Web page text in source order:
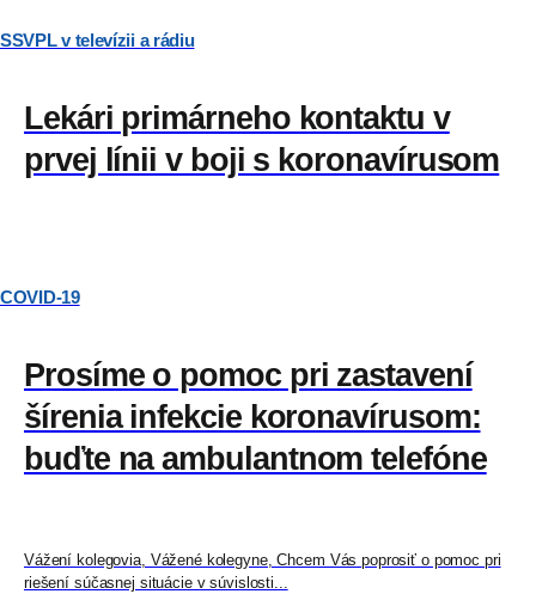
SSVPL v televízii a rádiu
Lekári primárneho kontaktu v
prvej línii v boji s koronavírusom
COVID-19
Prosíme o pomoc pri zastavení
šírenia infekcie koronavírusom:
buďte na ambulantnom telefóne
Vážení kolegovia, Vážené kolegyne, Chcem Vás poprosiť o pomoc pri
riešení súčasnej situácie v súvislosti...